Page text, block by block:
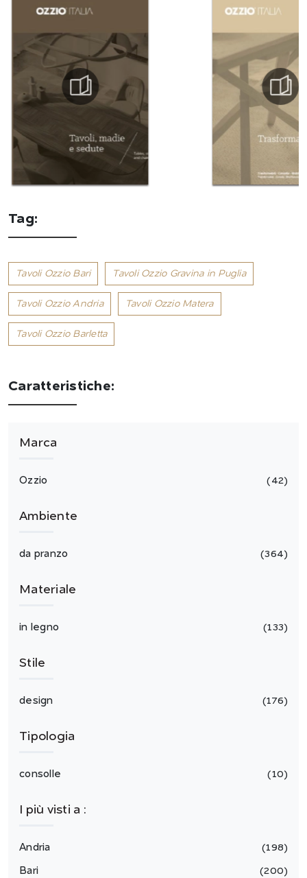
Tag:
Tavoli Ozzio Bari Tavoli Ozzio Gravina in Puglia
Tavoli Ozzio Andria Tavoli Ozzio Matera
Tavoli Ozzio Barletta
Caratteristiche:
Marca
Ozzio 42
Ambiente
da pranzo 364
Materiale
in legno 133
Stile
design 176
Tipologia
consolle 10
I più visti a :
Andria 198
Bari 200